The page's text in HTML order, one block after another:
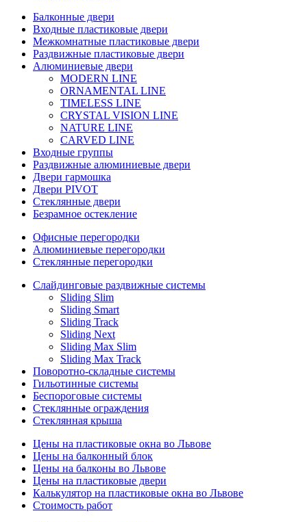
Балконные двери
Входные пластиковые двери
Межкомнатные пластиковые двери
Раздвижные пластиковые двери
Алюминиевые двери
MODERN LINE
ORNAMENTAL LINE
TIMELESS LINE
CRYSTAL VISION LINE
NATURE LINE
CARVED LINE
Входные группы
Раздвижные алюминиевые двери
Двери гармошка
Двери PIVOT
Стеклянные двери
Безрамное остекление
Офисные перегородки
Алюминиевые перегородки
Стеклянные перегородки
Слайдинговые раздвижные системы
Sliding Slim
Sliding Smart
Sliding Track
Sliding Next
Sliding Max Slim
Sliding Max Track
Поворотно-складные системы
Гильотинные системы
Беспороговые системы
Стеклянные ограждения
Стеклянная крыша
Цены на пластиковые окна во Львове
Цены на балконный блок
Цены на балконы во Львове
Цены на пластиковые двери
Калькулятор на пластиковые окна во Львове
Стоимость работ